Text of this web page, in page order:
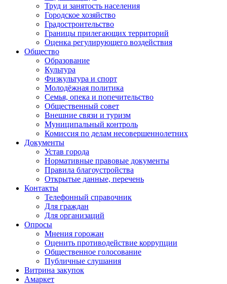
Труд и занятость населения
Городское хозяйство
Градостроительство
Границы прилегающих территорий
Оценка регулирующего воздействия
Общество
Образование
Культура
Физкультура и спорт
Молодёжная политика
Семья, опека и попечительство
Общественный совет
Внешние связи и туризм
Муниципальный контроль
Комиссия по делам несовершеннолетних
Документы
Устав города
Нормативные правовые документы
Правила благоустройства
Открытые данные, перечень
Контакты
Телефонный справочник
Для граждан
Для организаций
Опросы
Мнения горожан
Оценить противодействие коррупции
Общественное голосование
Публичные слушания
Витрина закупок
Амаркет